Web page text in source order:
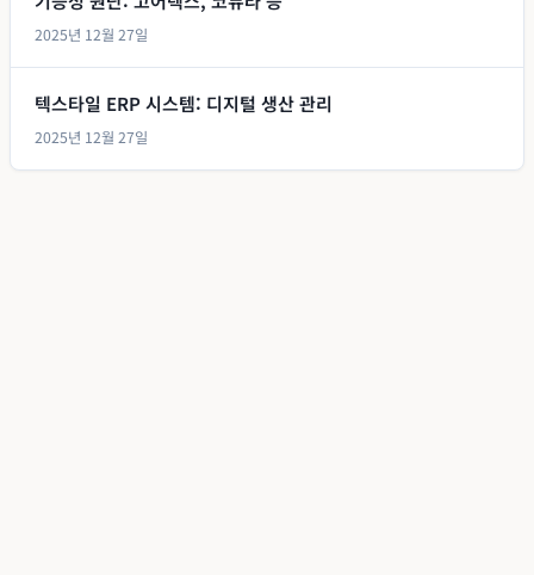
2025년 12월 27일
텍스타일 ERP 시스템: 디지털 생산 관리
2025년 12월 27일